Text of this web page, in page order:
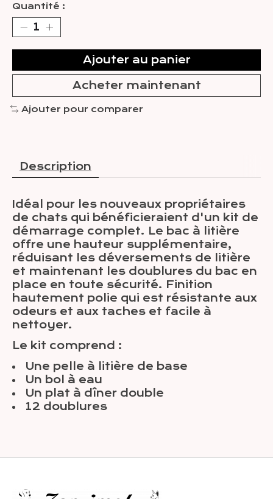
Quantité :
Ajouter au panier
Acheter maintenant
Ajouter pour comparer
Description
Idéal pour les nouveaux propriétaires
de chats qui bénéficieraient d'un kit de
démarrage complet. Le bac à litière
offre une hauteur supplémentaire,
réduisant les déversements de litière
et maintenant les doublures du bac en
place en toute sécurité. Finition
hautement polie qui est résistante aux
odeurs et aux taches et facile à
nettoyer.
Le kit comprend :
Une pelle à litière de base
Un bol à eau
Un plat à dîner double
12 doublures